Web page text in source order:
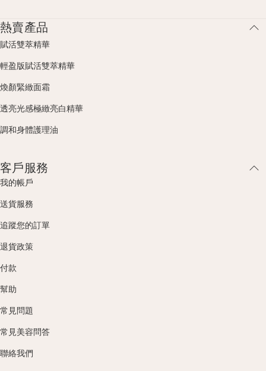
熱賣產品
賦活雙萃精華
輕盈版賦活雙萃精華
煥顏緊緻面霜
透亮光感極緻亮白精華
調和身體護理油
客戶服務
我的帳戶
送貨服務
追蹤您的訂單
退貨政策
付款
幫助
常見問題
常見美容問答
聯絡我們